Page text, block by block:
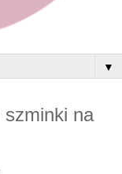
▼
na